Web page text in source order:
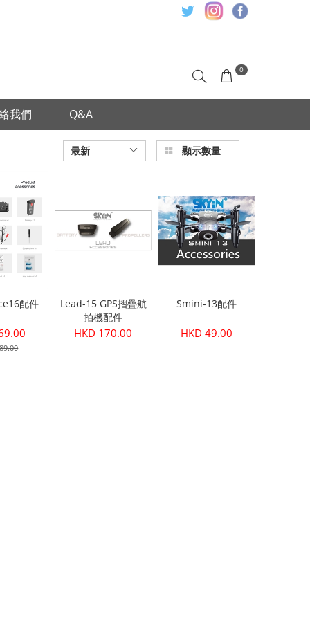
0
我們 Q&A
顯示數量
最新
配件
Lead-15 GPS摺疊航
拍機配件
HKD 170.00
Smini-13配件
HKD 49.00